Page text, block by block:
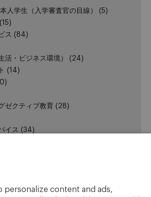
personalize content and ads,
本人学生（入学審査官の目線）
(5)
(15)
ス (84)
活・ビジネス環境）
(24)
(14)
ゼクティブ教育 (28)
イス (34)
ント